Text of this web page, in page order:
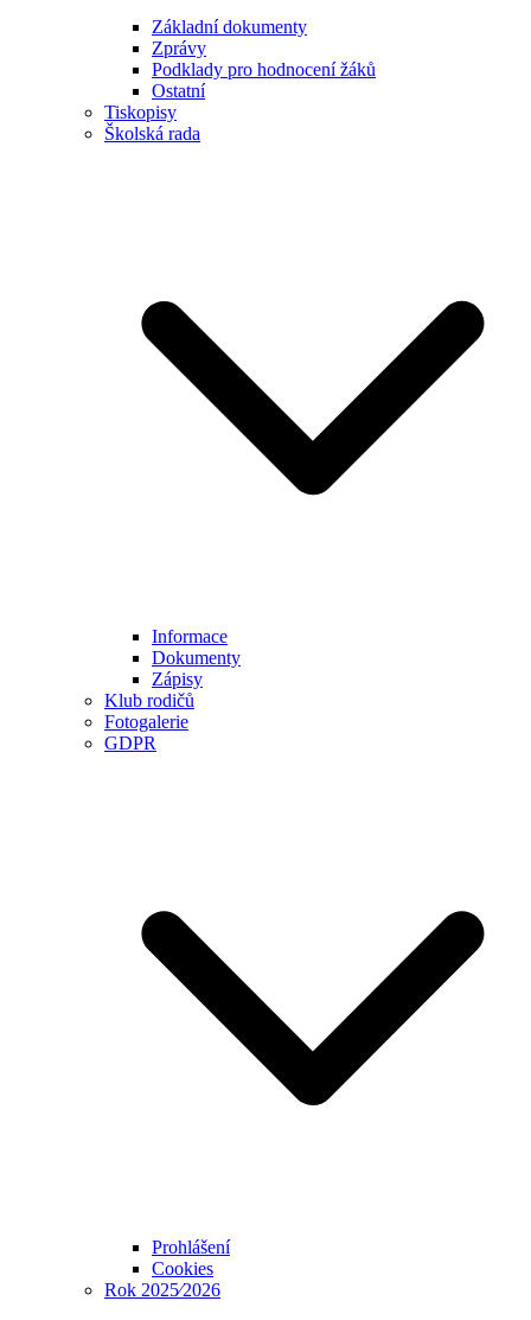
Základní dokumenty
Zprávy
Podklady pro hodnocení žáků
Ostatní
Tiskopisy
Školská rada
Informace
Dokumenty
Zápisy
Klub rodičů
Fotogalerie
GDPR
Prohlášení
Cookies
Rok 2025⁄2026